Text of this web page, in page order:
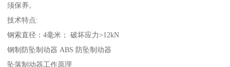
须保养。
技术特点:
钢索直径：4毫米； 破坏应力>12kN
钢制防坠制动器 ABS 防坠制动器
坠落制动器工作原理